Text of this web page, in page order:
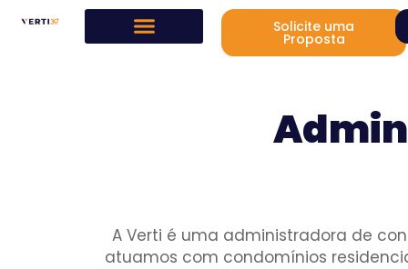
Solicite uma
Proposta
A Verti é uma administradora de
atuamos com condomínios